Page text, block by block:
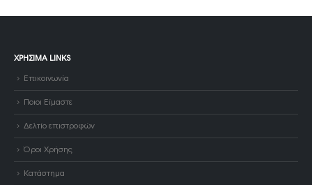
ΧΡΉΣΙΜΑ LINKS
Επικοινωνία
Ποιοι Είμαστε
Δελτίο επιστροφών
Όροι Χρήσης
Κατάστημα